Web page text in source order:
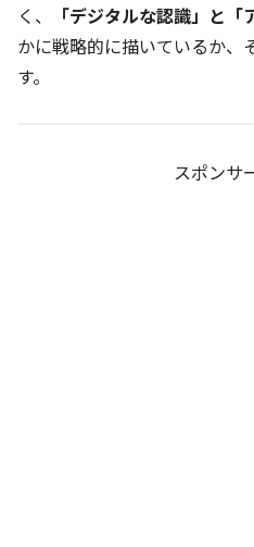
く、
「デジタルな認識」と
かに戦略的に描いているか、
す。
スポンサ